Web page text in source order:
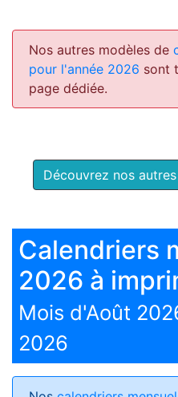
Nos autres modèles de
pour l'année 2026 sont
page dédiée.
Découvrez nos
Calendriers
2026 à
Mois d'Août
2026